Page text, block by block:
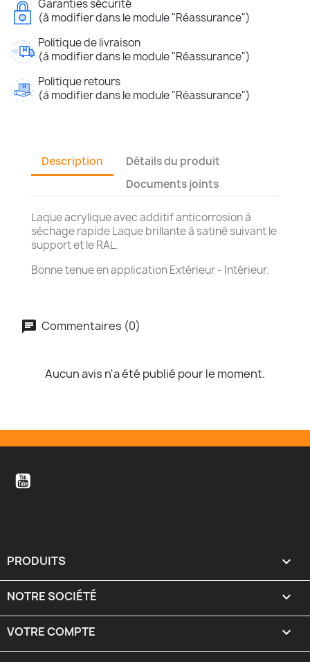
Garanties sécurité
(à modifier dans le module "Réassurance")
Politique de livraison
(à modifier dans le module "Réassurance")
Politique retours
(à modifier dans le module "Réassurance")
Description
Détails du produit
Documents joints
Laque acrylique avec additif anticorrosion à
séchage rapide Laque brillante à satiné suivant le
support et le RAL.
Bonne tenue en application Extérieur - Intérieur.
Commentaires (0)
Aucun avis n'a été publié pour le moment.
PRODUITS 
NOTRE SOCIÉTÉ 
VOTRE COMPTE 